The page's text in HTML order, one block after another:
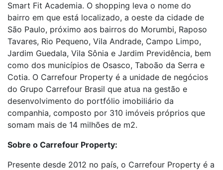
Smart Fit Academia. O shopping leva o nome do
bairro em que está localizado, a oeste da cidade de
São Paulo, próximo aos bairros do Morumbi, Raposo
Tavares, Rio Pequeno, Vila Andrade, Campo Limpo,
Jardim Guedala, Vila Sônia e Jardim Previdência, bem
como dos municípios de Osasco, Taboão da Serra e
Cotia. O Carrefour Property é a unidade de negócios
do Grupo Carrefour Brasil que atua na gestão e
desenvolvimento do portfólio imobiliário da
companhia, composto por 310 imóveis próprios que
somam mais de 14 milhões de m2.
Sobre o Carrefour Property:
Presente desde 2012 no país, o Carrefour Property é a